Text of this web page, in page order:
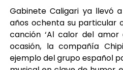
Gabinete Caligari ya llevó
años ochenta su particular
canción ‘Al calor del
ocasión, la compañía
ejemplo del grupo español